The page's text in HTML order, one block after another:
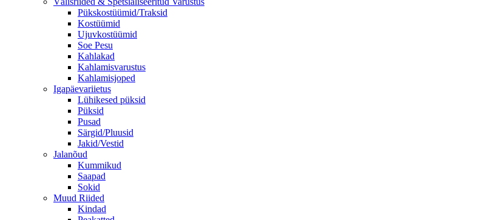
Pükskostüümid/Traksid
Kostüümid
Ujuvkostüümid
Soe Pesu
Kahlakad
Kahlamisvarustus
Kahlamisjoped
Igapäevariietus
Lühikesed püksid
Püksid
Pusad
Särgid/Pluusid
Jakid/Vestid
Jalanõud
Kummikud
Saapad
Sokid
Muud Riided
Kindad